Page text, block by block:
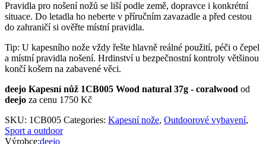
Pravidla pro nošení nožů se liší podle země, dopravce i konkrétní
situace. Do letadla ho neberte v příručním zavazadle a před cestou
do zahraničí si ověřte místní pravidla.
Tip: U kapesního nože vždy řešte hlavně reálné použití, péči o čepel
a místní pravidla nošení. Hrdinství u bezpečnostní kontroly většinou
končí košem na zabavené věci.
deejo Kapesní nůž 1CB005 Wood natural 37g - coralwood od
deejo za cenu 1750 Kč
SKU: 1CB005 Categories: Kapesní nože, Outdoorové vybavení,
Sport a outdoor
Výrobce:deejo